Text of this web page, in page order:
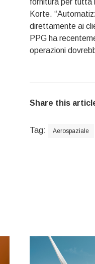
fornitura per tutta
Korte.
direttamente ai
PPG ha
operazioni
Share this
Tag: Aerospaziale